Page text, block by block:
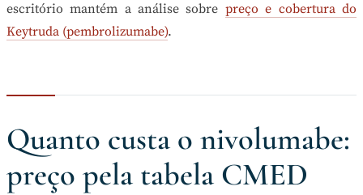
escritório mantém a análise sobre preço e cobertura do
Keytruda (pembrolizumabe).
Quanto custa o nivolumabe:
preço pela tabela CMED